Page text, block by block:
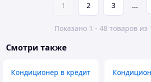
1 2 3 ...
Показано 1 - 48 товаров из
Смотри также
Кондиционер в кредит